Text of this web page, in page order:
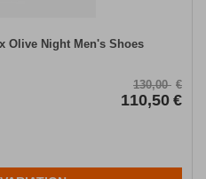
Olive Night Men's Shoes
130,00 €
110,50 €